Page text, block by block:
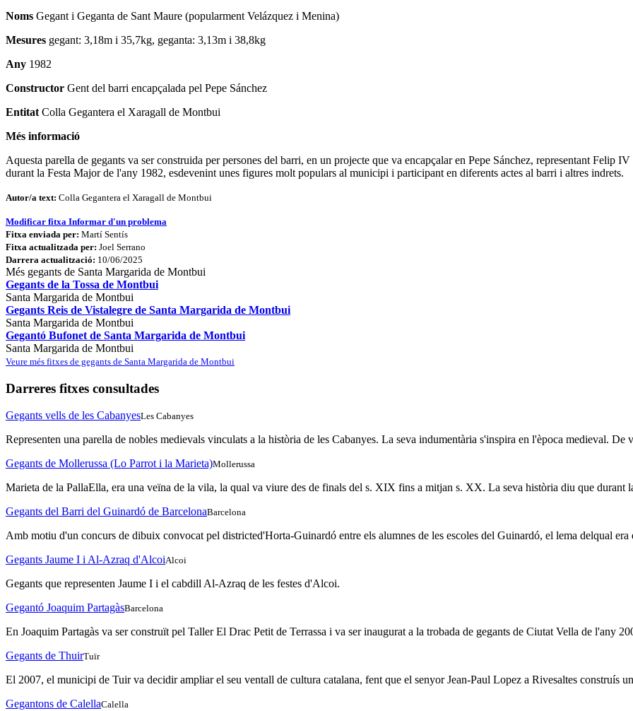
Noms Gegant i Geganta de Sant Maure (popularment Velázquez i Menina)
Mesures gegant: 3,18m i 35,7kg, geganta: 3,13m i 38,8kg
Any 1982
Constructor Gent del barri encapçalada pel Pepe Sánchez
Entitat Colla Gegantera el Xaragall de Montbui
Més informació
Aquesta parella de gegants va ser construida per persones del barri, en un projecte que va encapçalar en Pepe Sánchez, representant Felip
durant la Festa Major de l'any 1982, esdevenint unes figures molt populars al municipi i participant en diferents actes al barri i altres indrets.
Autor/a text: Colla Gegantera el Xaragall de Montbui
Modificar fitxa Informar d'un problema
Fitxa enviada per: Martí Sentís
Fitxa actualitzada per: Joel Serrano
Darrera actualització: 10/06/2025
Més gegants de Santa Margarida de Montbui
Gegants de la Tossa de Montbui
Santa Margarida de Montbui
Gegants Reis de Vistalegre de Santa Margarida de Montbui
Santa Margarida de Montbui
Gegantó Bufonet de Santa Margarida de Montbui
Santa Margarida de Montbui
Veure més fitxes de gegants de Santa Margarida de Montbui
Darreres fitxes consultades
Gegants vells de les CabanyesLes Cabanyes
Representen una parella de nobles medievals vinculats a la història de les Cabanyes. La seva indumentària s'inspira en l'època medieval. De
Gegants de Mollerussa (Lo Parrot i la Marieta)Mollerussa
Marieta de la PallaElla, era una veïna de la vila, la qual va viure des de finals del s. XIX fins a mitjan s. XX. La seva història diu que durant
Gegants del Barri del Guinardó de BarcelonaBarcelona
Amb motiu d'un concurs de dibuix convocat pel districted'Horta-Guinardó entre els alumnes de les escoles del Guinardó, el lema delqual era
Gegants Jaume I i Al-Azraq d'AlcoiAlcoi
Gegants que representen Jaume I i el cabdill Al-Azraq de les festes d'Alcoi.
Gegantó Joaquim PartagàsBarcelona
En Joaquim Partagàs va ser construït pel Taller El Drac Petit de Terrassa i va ser inaugurat a la trobada de gegants de Ciutat Vella de l'any
Gegants de ThuirTuïr
El 2007, el municipi de Tuir va decidir ampliar el seu ventall de cultura catalana, fent que el senyor Jean-Paul Lopez a Rivesaltes construís
Gegantons de CalellaCalella